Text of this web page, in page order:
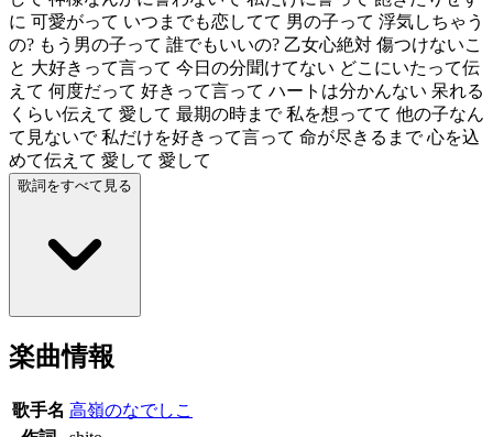
に 可愛がって いつまでも恋してて 男の子って 浮気しちゃう
の? もう男の子って 誰でもいいの? 乙女心絶対 傷つけないこ
と 大好きって言って 今日の分聞けてない どこにいたって伝
えて 何度だって 好きって言って ハートは分かんない 呆れる
くらい伝えて 愛して 最期の時まで 私を想ってて 他の子なん
て見ないで 私だけを好きって言って 命が尽きるまで 心を込
めて伝えて 愛して 愛して
歌詞をすべて見る
楽曲情報
歌手名 高嶺のなでしこ